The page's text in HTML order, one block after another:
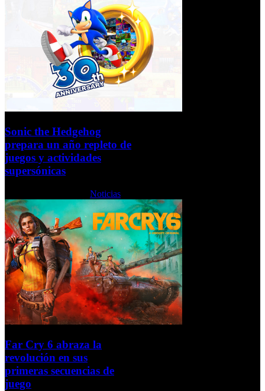
Sonic the Hedgehog
prepara un año repleto de
juegos y actividades
supersónicas
Noticias
Far Cry 6 abraza la
revolución en sus
primeras secuencias de
juego